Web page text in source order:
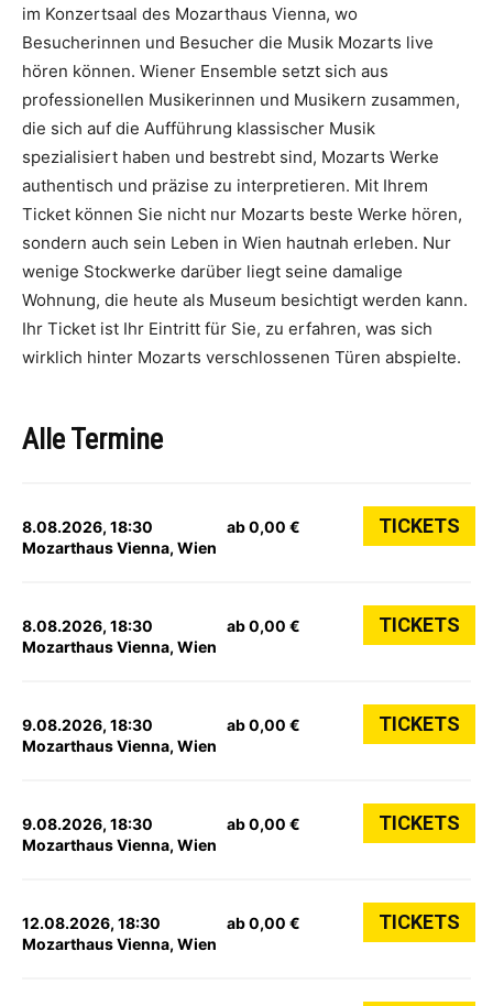
im Konzertsaal des Mozarthaus Vienna, wo
Besucherinnen und Besucher die Musik Mozarts live
hören können. Wiener Ensemble setzt sich aus
professionellen Musikerinnen und Musikern zusammen,
die sich auf die Aufführung klassischer Musik
spezialisiert haben und bestrebt sind, Mozarts Werke
authentisch und präzise zu interpretieren. Mit Ihrem
Ticket können Sie nicht nur Mozarts beste Werke hören,
sondern auch sein Leben in Wien hautnah erleben. Nur
wenige Stockwerke darüber liegt seine damalige
Wohnung, die heute als Museum besichtigt werden kann.
Ihr Ticket ist Ihr Eintritt für Sie, zu erfahren, was sich
wirklich hinter Mozarts verschlossenen Türen abspielte.
Alle Termine
8.08.2026, 18:30
Mozarthaus Vienna, Wien
ab 0,00 € TICKETS
8.08.2026, 18:30
Mozarthaus Vienna, Wien
ab 0,00 € TICKETS
9.08.2026, 18:30
Mozarthaus Vienna, Wien
ab 0,00 € TICKETS
9.08.2026, 18:30
Mozarthaus Vienna, Wien
ab 0,00 € TICKETS
12.08.2026, 18:30
Mozarthaus Vienna, Wien
ab 0,00 € TICKETS